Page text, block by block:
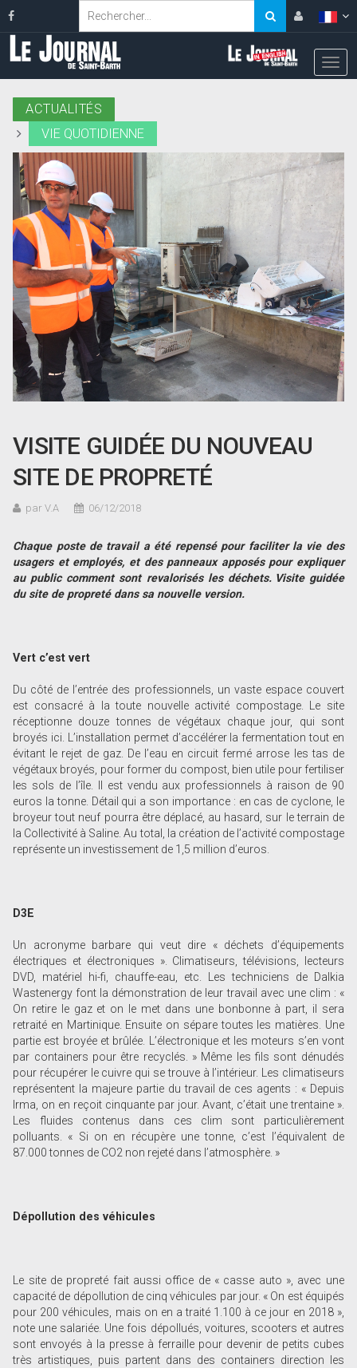
ACTUALITÉS
VIE QUOTIDIENNE
VISITE GUIDÉE DU NOUVEAU
SITE DE PROPRETÉ
par V.A 06/12/2018
Chaque poste de travail a été repensé pour faciliter la vie des
usagers et employés, et des panneaux apposés pour expliquer
au public comment sont revalorisés les déchets. Visite guidée
du site de propreté dans sa nouvelle version.
Vert c’est vert
Du côté de l’entrée des professionnels, un vaste espace couvert
est consacré à la toute nouvelle activité compostage. Le site
réceptionne douze tonnes de végétaux chaque jour, qui sont
broyés ici. L’installation permet d’accélérer la fermentation tout en
évitant le rejet de gaz. De l’eau en circuit fermé arrose les tas de
végétaux broyés, pour former du compost, bien utile pour fertiliser
les sols de l’île. Il est vendu aux professionnels à raison de 90
euros la tonne. Détail qui a son importance : en cas de cyclone, le
broyeur tout neuf pourra être déplacé, au hasard, sur le terrain de
la Collectivité à Saline. Au total, la création de l’activité compostage
représente un investissement de 1,5 million d’euros.
D3E
Un acronyme barbare qui veut dire « déchets d’équipements
électriques et électroniques ». Climatiseurs, télévisions, lecteurs
DVD, matériel hi-fi, chauffe-eau, etc. Les techniciens de Dalkia
Wastenergy font la démonstration de leur travail avec une clim : «
On retire le gaz et on le met dans une bonbonne à part, il sera
retraité en Martinique. Ensuite on sépare toutes les matières. Une
partie est broyée et brûlée. L’électronique et les moteurs s’en vont
par containers pour être recyclés. » Même les fils sont dénudés
pour récupérer le cuivre qui se trouve à l’intérieur. Les climatiseurs
représentent la majeure partie du travail de ces agents : « Depuis
Irma, on en reçoit cinquante par jour. Avant, c’était une trentaine ».
Les fluides contenus dans ces clim sont particulièrement
polluants. « Si on en récupère une tonne, c’est l’équivalent de
87.000 tonnes de CO2 non rejeté dans l’atmosphère. »
Dépollution des véhicules
Le site de propreté fait aussi office de « casse auto », avec une
capacité de dépollution de cinq véhicules par jour. « On est équipés
pour 200 véhicules, mais on en a traité 1.100 à ce jour en 2018 »,
note une salariée. Une fois dépollués, voitures, scooters et autres
sont envoyés à la presse à ferraille pour devenir de petits cubes
très artistiques, puis partent dans des containers direction les